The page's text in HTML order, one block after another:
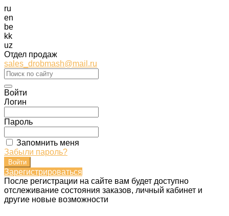
ru
en
be
kk
uz
Отдел продаж
sales_drobmash@mail.ru
Войти
Логин
Пароль
Запомнить меня
Забыли пароль?
Зарегистрироваться
После регистрации на сайте вам будет доступно
отслеживание состояния заказов, личный кабинет и
другие новые возможности